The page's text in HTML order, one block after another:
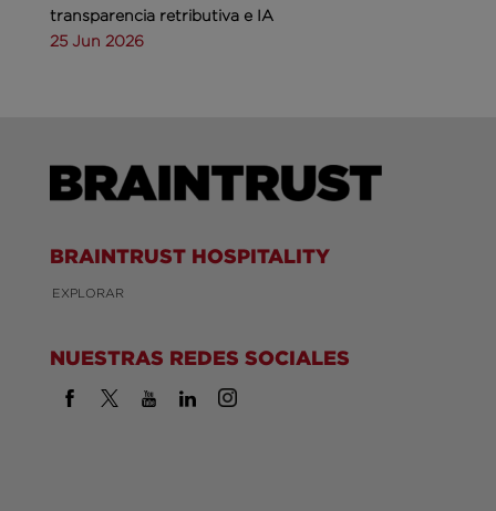
transparencia retributiva e IA
25 Jun 2026
BRAINTRUST HOSPITALITY
EXPLORAR
NUESTRAS REDES SOCIALES